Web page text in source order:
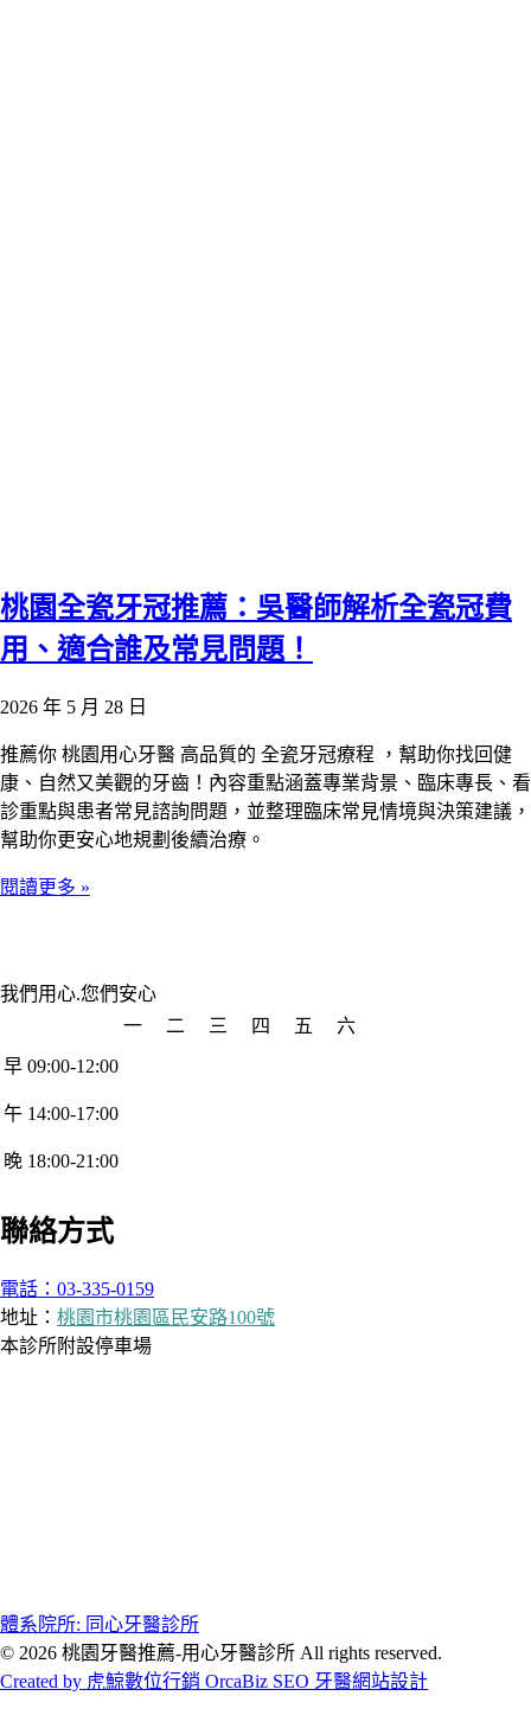
桃園全瓷牙冠推薦：吳醫師解析全瓷冠費
用、適合誰及常見問題！
2026 年 5 月 28 日
推薦你 桃園用心牙醫 高品質的 全瓷牙冠療程 ，幫助你找回健
康、自然又美觀的牙齒！內容重點涵蓋專業背景、臨床專長、看
診重點與患者常見諮詢問題，並整理臨床常見情境與決策建議，
幫助你更安心地規劃後續治療。
閱讀更多 »
我們用心.您們安心
一
二 三 四 五
六
早 09:00-12:00
午 14:00-17:00
晚 18:00-21:00
聯絡方式
電話：03-335-0159
地址： 桃園市桃園區民安路100號
本診所附設停車場
體系院所: 同心牙醫診所
© 2026 桃園牙醫推薦-用心牙醫診所 All rights reserved.
Created by 虎鯨數位行銷 OrcaBiz SEO 牙醫網站設計